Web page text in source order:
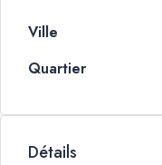
Ville
Quartier
Détails